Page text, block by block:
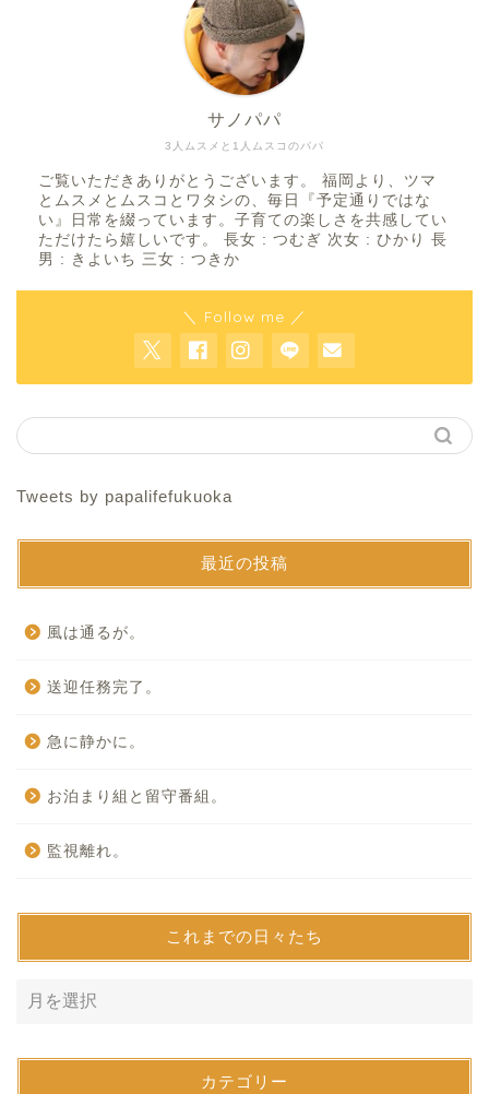
3人ムスメと1人ムスコのパパ
サノパパ
ご覧いただきありがとうございます。 福岡より、ツマ
とムスメとムスコとワタシの、毎日『予定通りではな
い』日常を綴っています。子育ての楽しさを共感してい
ただけたら嬉しいです。 長女 : つむぎ 次女 : ひかり 長
男 : きよいち 三女 : つきか
＼ Follow me ／
Tweets by papalifefukuoka
最近の投稿
風は通るが。
送迎任務完了。
急に静かに。
お泊まり組と留守番組。
監視離れ。
これまでの日々たち
カテゴリー